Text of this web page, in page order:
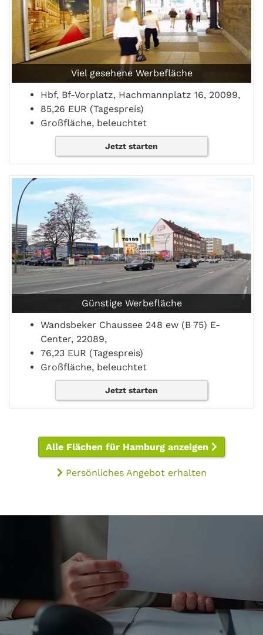
Viel gesehene Werbefläche
Hbf, Bf-Vorplatz, Hachmannplatz 16, 20099,
85,26 EUR (Tagespreis)
Großfläche, beleuchtet
Jetzt starten
Günstige Werbefläche
Wandsbeker Chaussee 248 ew (B 75) E-
Center, 22089,
76,23 EUR (Tagespreis)
Großfläche, beleuchtet
Jetzt starten
Alle Flächen für Hamburg anzeigen
Persönliches Angebot erhalten